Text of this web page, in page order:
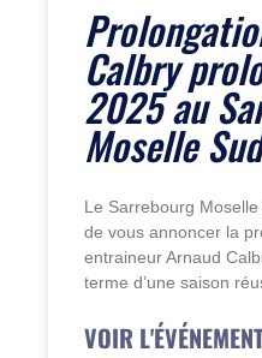
Calbry
2025 au
Moselle
Le Sarrebourg
de vous annoncer la
entraineur Arnaud
terme d’une saison
VOIR